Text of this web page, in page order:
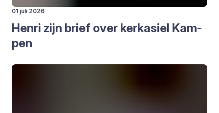
01 juli 2026
Hen­ri zijn brief over kerk­asiel Kam­
pen